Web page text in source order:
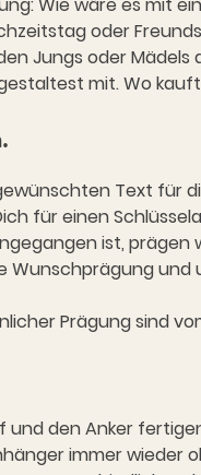
Wie wäre es mit
oder
Jungs oder
mit. Wo
Text für
für einen
ist,
Wunschprägung
Prägung sind
den Anker
immer